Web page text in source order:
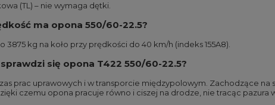
(TL) – nie wymaga dętki.
ma opona 550/60-22.5?
3875 kg na koło przy prędkości do 40 km/h (indeks 155A8).
się opona T422 550/60-22.5?
prac uprawowych i w transporcie międzypolowym. Zachodzące na
czemu opona pracuje równo i ciszej na drodze, nie tracąc pazura